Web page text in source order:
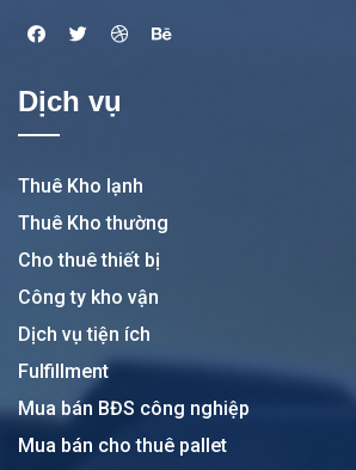
Dịch vụ
Thuê Kho lạnh
Thuê Kho thường
Cho thuê thiết bị
Công ty kho vận
Dịch vụ tiện ích
Fulfillment
Mua bán BĐS công nghiệp
Mua bán cho thuê pallet